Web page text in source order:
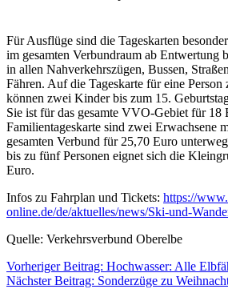
Für Ausflüge sind die Tageskarten
im gesamten Verbundraum ab Entwertung
in allen Nahverkehrszügen, Bussen,
Fähren. Auf die Tageskarte für eine
können zwei Kinder bis zum 15.
Sie ist für das gesamte VVO-Gebiet für
Familientageskarte sind zwei Erwachsene
gesamten Verbund für 25,70 Euro
bis zu fünf Personen eignet sich die
Euro.
Infos zu Fahrplan und Tickets: https://
online.de/de/aktuelles/news/Ski-und-
Quelle: Verkehrsverbund Oberelbe
Vorheriger Beitrag: Hochwasser: Alle
Nächster Beitrag: Sonderzüge zu